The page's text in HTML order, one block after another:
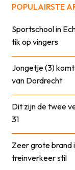
POPULAIRSTE
Sportschool in
tik op vingers
Jongetje (3)
van Dordrecht
Dit zijn de twee
31
Zeer grote brand
treinverkeer stil